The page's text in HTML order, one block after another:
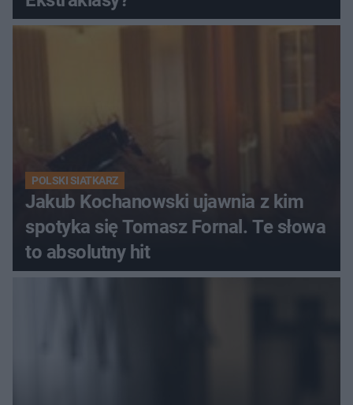
POLSKI SIATKARZ
Jakub Kochanowski ujawnia z kim
spotyka się Tomasz Fornal. Te słowa
to absolutny hit